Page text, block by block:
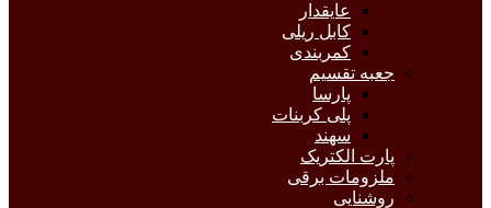
عایقدار
کابل ریلی
کمربندی
جعبه تقسیم
پارسا
پلی کربنات
سهند
پارت الکتریک
ملزومات برقی
روشنایی